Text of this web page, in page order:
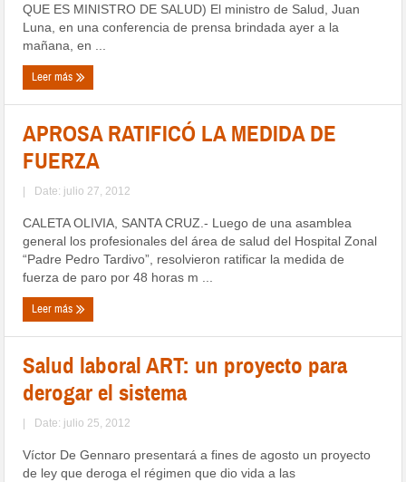
QUE ES MINISTRO DE SALUD) El ministro de Salud, Juan
Luna, en una conferencia de prensa brindada ayer a la
mañana, en ...
Leer más
APROSA RATIFICÓ LA MEDIDA DE
FUERZA
| Date: julio 27, 2012
CALETA OLIVIA, SANTA CRUZ.- Luego de una asamblea
general los profesionales del área de salud del Hospital Zonal
“Padre Pedro Tardivo”, resolvieron ratificar la medida de
fuerza de paro por 48 horas m ...
Leer más
Salud laboral ART: un proyecto para
derogar el sistema
| Date: julio 25, 2012
Víctor De Gennaro presentará a fines de agosto un proyecto
de ley que deroga el régimen que dio vida a las